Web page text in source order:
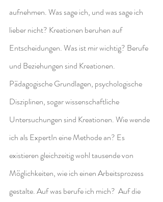
aufnehmen. Was sage ich, und was sage ich
lieber nicht? Kreationen beruhen auf
Entscheidungen. Was ist mir wichtig? Berufe
und Beziehungen sind Kreationen.
Pädagogische Grundlagen, psychologische
Disziplinen, sogar wissenschaftliche
Untersuchungen sind Kreationen. Wie wende
ich als ExpertIn eine Methode an? Es
existieren gleichzeitig wohl tausende von
Möglichkeiten, wie ich einen Arbeitsprozess
gestalte. Auf was berufe ich mich?  Auf die